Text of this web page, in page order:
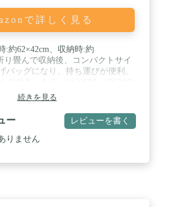
で詳しく見る
:約62×42cm、収納時:約
んで収納後、コンパクトサイ
バッグになり、持ち運びが便利。
きます。ペグ収納の穴は収縮性が
グも収納可能です。また、内部の
にロープや自在金具などのキャン
ます。 ・このケース1個だけでキ
的に整理できます。 / 主材質：綿
続きを見る
ー レビューを書く
りません